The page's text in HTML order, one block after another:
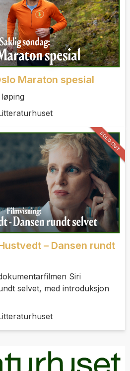
Maraton spesial
– Dansen rundt
Siri
selvet, med introduksjon
SOLD OUT